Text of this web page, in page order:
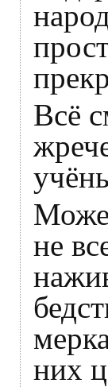
Всё
не
них